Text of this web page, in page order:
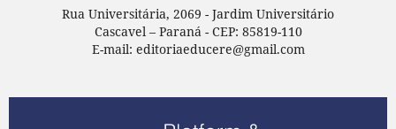
Rua Universitária, 2069 - Jardim Universitário
Cascavel – Paraná - CEP: 85819-110
E-mail: editoriaeducere@gmail.com